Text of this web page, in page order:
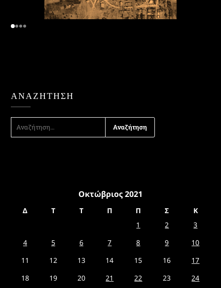
ΑΝΑΖΉΤΗΣΗ
ΑΝΑΖΉΤΗΣΗ
ΓΙΑ:
Οκτώβριος 2021
Δ Τ Τ Π Π Σ
Κ
1
2
3
4
5 6 7 8 9
10
11
12 13 14 15 16
17
18
19 20 21 22 23
24